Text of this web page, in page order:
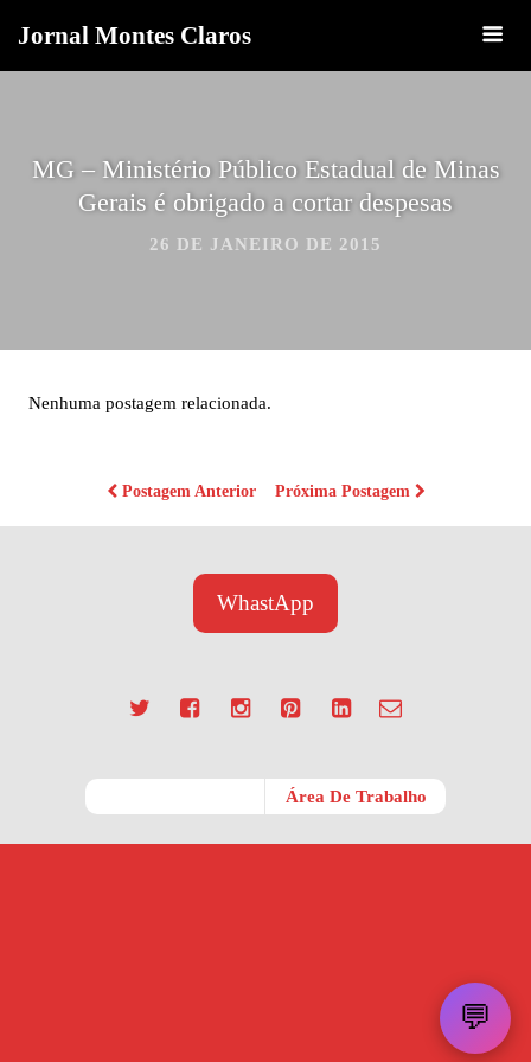
Jornal Montes Claros
MG – Ministério Público Estadual de Minas
Gerais é obrigado a cortar despesas
26 DE JANEIRO DE 2015
Nenhuma postagem relacionada.
Postagem Anterior Próxima Postagem
WhastApp
💬
Área De Trabalho